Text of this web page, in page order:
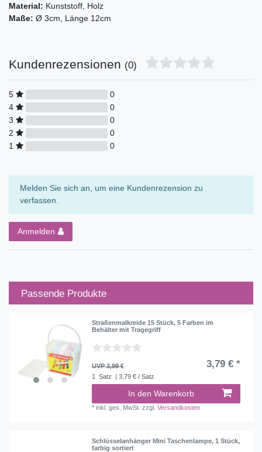
Material: Kunststoff, Holz
Maße: Ø 3cm, Länge 12cm
Kundenrezensionen (0)
5
0
4
0
3
0
2
0
1
0
Melden Sie sich an, um eine Kundenrezension zu
verfassen.
Anmelden
Passende Produkte
Straßenmalkreide 15 Stück, 5 Farben im
Behälter mit Tragegriff
UVP 3,99 € 3,79 € *
1 Satz | 3,79 € / Satz
In den Warenkorb
*inkl. ges. MwSt. zzgl.Versandkosten
Schlüsselanhänger Mini Taschenlampe, 1 Stück,
farbig sortiert